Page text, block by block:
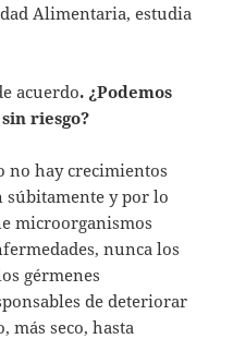
Alimentaria, estudia
acuerdo. ¿Podemos
riesgo?
no hay crecimientos
súbitamente y por lo
microorganismos
nunca los
gérmenes
de deteriorar
más seco, hasta